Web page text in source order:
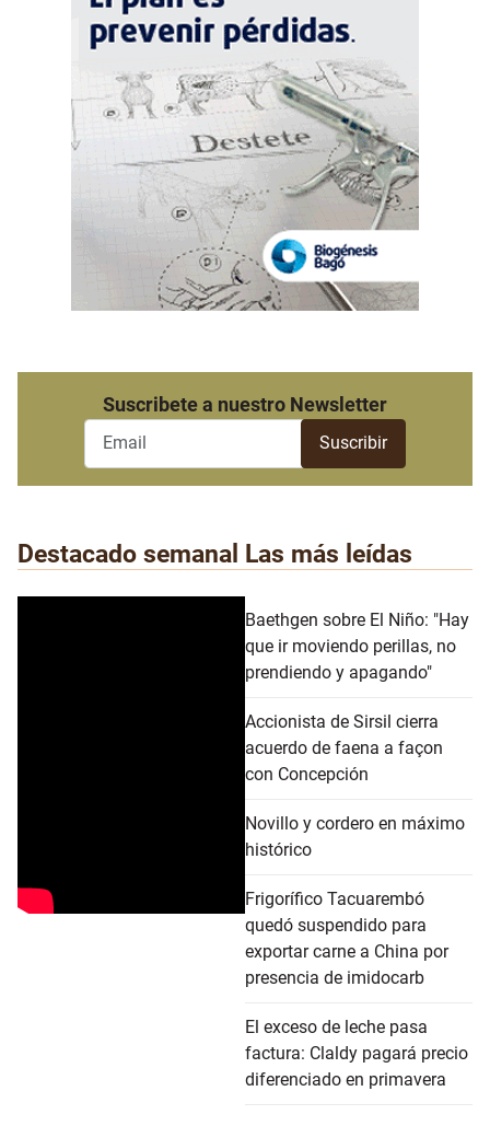
Suscribete a nuestro Newsletter
Destacado semanal Las más leídas
Baethgen sobre El Niño: "Hay
que ir moviendo perillas, no
prendiendo y apagando"
Accionista de Sirsil cierra
acuerdo de faena a façon
con Concepción
Novillo y cordero en máximo
histórico
Frigorífico Tacuarembó
quedó suspendido para
exportar carne a China por
presencia de imidocarb
El exceso de leche pasa
factura: Claldy pagará precio
diferenciado en primavera